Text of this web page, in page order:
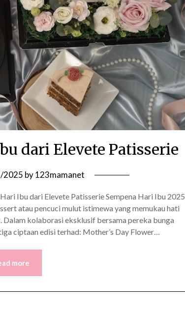
dari Elevete Patisserie
2025 by123mamanet
Ibu dari Elevete Patisserie Sempena Hari Ibu 2025,
atau pencuci mulut istimewa yang memukau hati
kolaborasi eksklusif bersama pereka bunga
ciptaan edisi terhad: Mother’s Day Flower…
more